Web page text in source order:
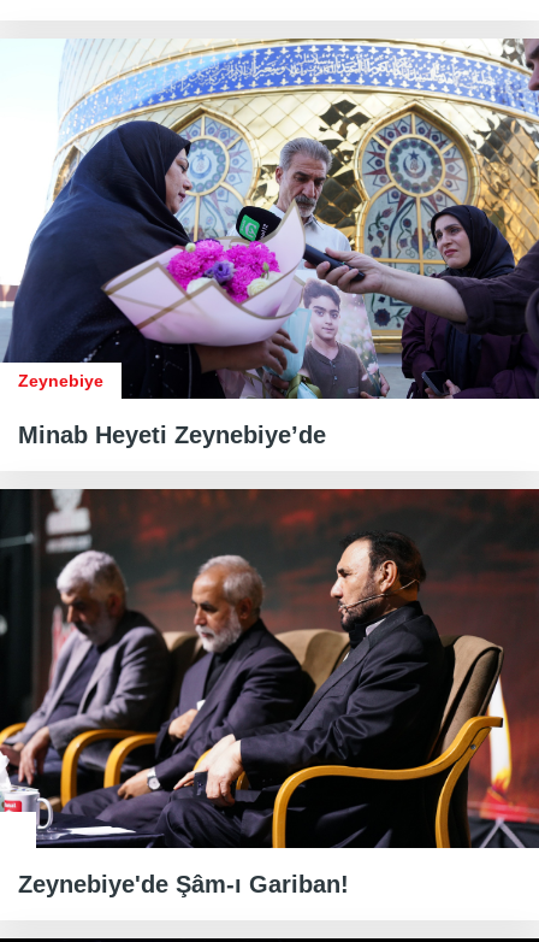
Zeynebiye
Minab Heyeti Zeynebiye’de
Zeynebiye'de Şâm-ı Gariban!